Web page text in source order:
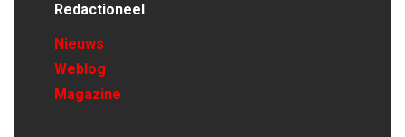
Redactioneel
Nieuws
Weblog
Magazine